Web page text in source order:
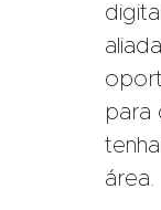
para
área.